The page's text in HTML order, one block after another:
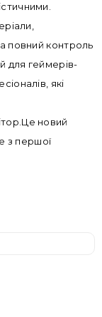
повний контроль
для геймерів-
які
новий
з першої